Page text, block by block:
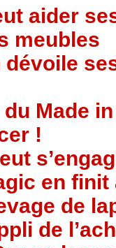
aider
meubles
dévoile
du Made
!
en
de
de